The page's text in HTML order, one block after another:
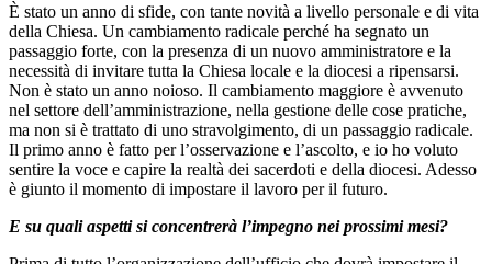
È stato un anno di sfide, con tante novità a livello personale e di vita
della Chiesa. Un cambiamento radicale perché ha segnato un
passaggio forte, con la presenza di un nuovo amministratore e la
necessità di invitare tutta la Chiesa locale e la diocesi a ripensarsi.
Non è stato un anno noioso. Il cambiamento maggiore è avvenuto
nel settore dell’amministrazione, nella gestione delle cose pratiche,
ma non si è trattato di uno stravolgimento, di un passaggio radicale.
Il primo anno è fatto per l’osservazione e l’ascolto, e io ho voluto
sentire la voce e capire la realtà dei sacerdoti e della diocesi. Adesso
è giunto il momento di impostare il lavoro per il futuro.
E su quali aspetti si concentrerà l’impegno nei prossimi mesi?